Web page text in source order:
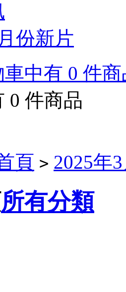
份新片
中有 0 件
0 件商品
頁 > 2025年
所有分類